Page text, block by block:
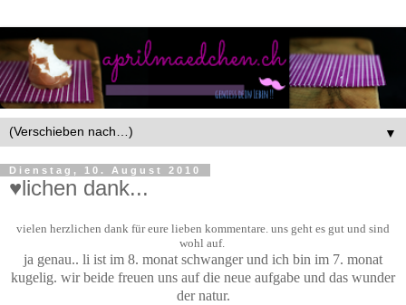
▼
Dienstag, 10. August 2010
♥lichen dank...
vielen herzlichen dank für eure lieben kommentare. uns geht es gut und sind
wohl auf.
ja genau.. li ist im 8. monat schwanger und ich bin im 7. monat
kugelig. wir beide freuen uns auf die neue aufgabe und das wunder
der natur.